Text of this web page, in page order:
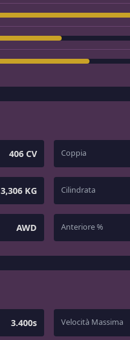
406 CV Coppia
3,306 KG Cilindrata
AWD Anteriore %
3.400s Velocità Massima